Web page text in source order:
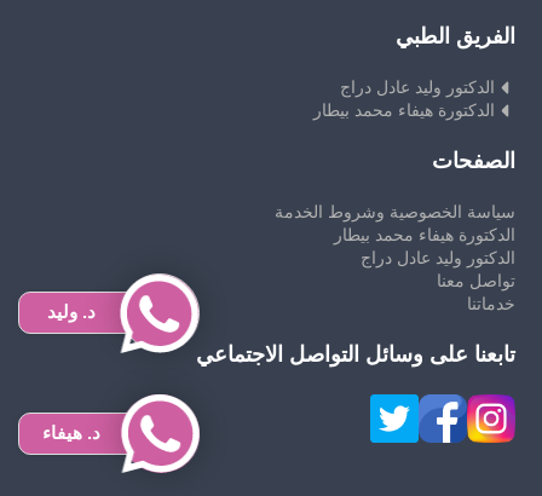
الفريق الطبي
الدكتور وليد عادل دراج
الدكتورة هيفاء محمد بيطار
الصفحات
سياسة الخصوصية وشروط الخدمة
الدكتورة هيفاء محمد بيطار
الدكتور وليد عادل دراج
تواصل معنا
خدماتنا
تابعنا على وسائل التواصل الاجتماعي
د. وليد
د. هيفاء